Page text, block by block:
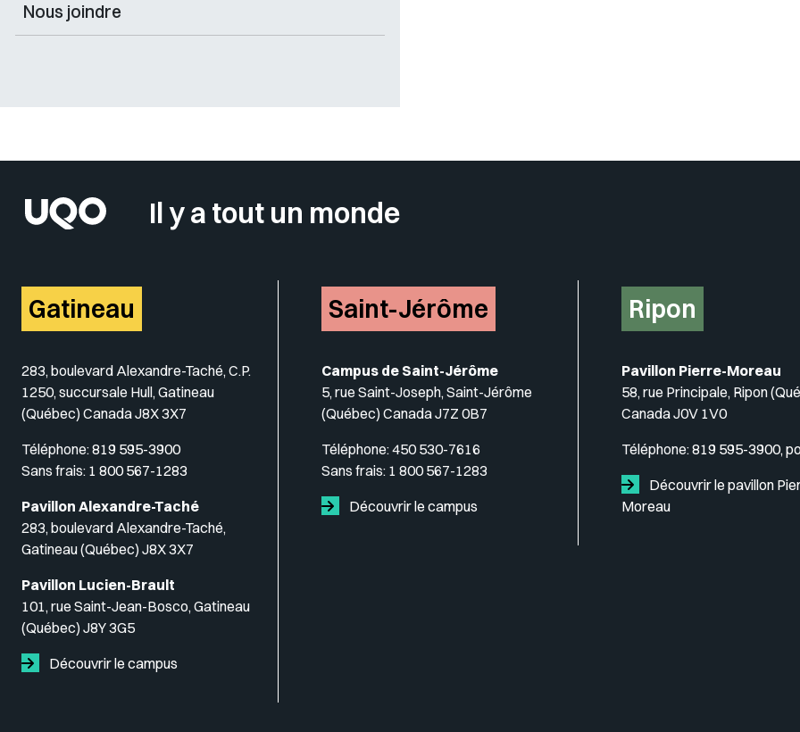
Nous joindre
Insérer un pied de page avec
Il y a tout un monde
Gatineau
283, boulevard Alexandre-Taché, C.P.
1250, succursale Hull, Gatineau
(Québec) Canada J8X 3X7
Téléphone:819 595-3900
Sans frais: 1 800 567-1283
Pavillon Alexandre-Taché
283, boulevard Alexandre-Taché,
Gatineau (Québec) J8X 3X7
Pavillon Lucien-Brault
101, rue Saint-Jean-Bosco, Gatineau
(Québec) J8Y 3G5
Découvrir le campus
Saint-Jérôme
Campus de Saint-Jérôme
5, rue Saint-Joseph, Saint-Jérôme
(Québec) Canada J7Z 0B7
Téléphone:450 530-7616
Sans frais: 1 800 567-1283
Découvrir le campus
Ripon
Pavillon Pierre-Moreau
58, rue Principale, Ripon
Canada J0V 1V0
Téléphone:819 595-3900,
Découvrir le pavillon
Moreau